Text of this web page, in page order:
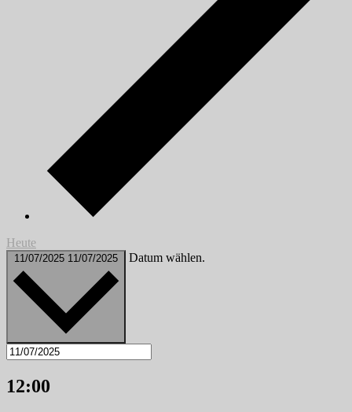
Heute
11/07/2025 11/07/2025 Datum wählen.
12:00